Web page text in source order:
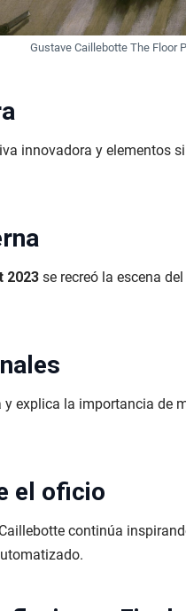
Gustave Caillebotte The Floor
innovadora y elementos
2023 se recreó la escena
explica la importancia de
el oficio
continúa